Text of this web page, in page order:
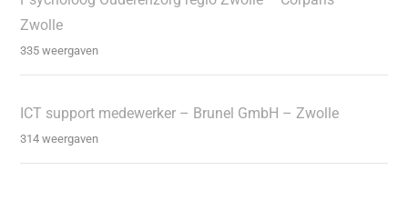
Zwolle
335 weergaven
ICT support medewerker – Brunel GmbH – Zwolle
314 weergaven